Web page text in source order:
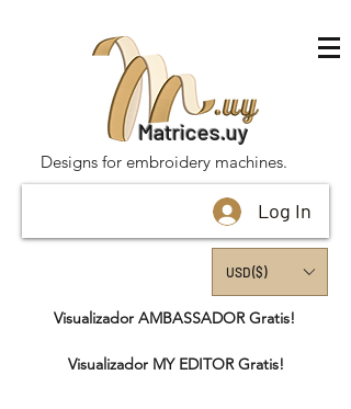
Matrices.uy
Designs for embroidery machines.
Log In
USD ($)
Visualizador AMBASSADOR Gratis!
Visualizador MY EDITOR Gratis!